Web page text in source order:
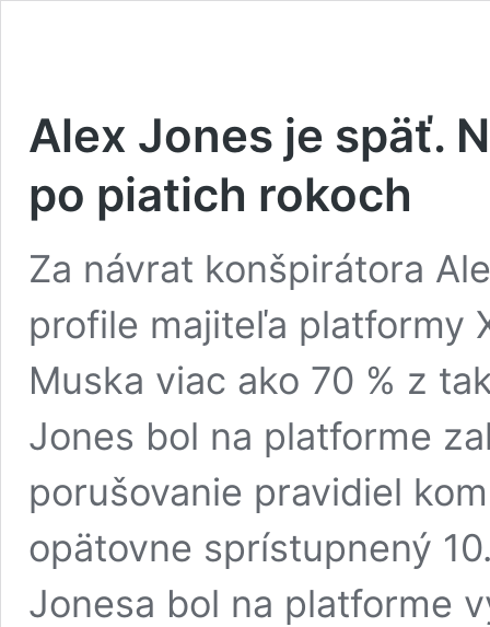
Alex Jones je späť.
po piatich rokoch
Za návrat konšpirátora
profile majiteľa platformy
Muska viac ako 70 % z
Jones bol na platforme
porušovanie pravidiel
opätovne sprístupnený
Jonesa bol na platforme